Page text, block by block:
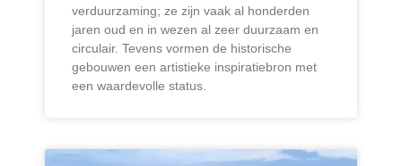
verduurzaming; ze zijn vaak al honderden
jaren oud en in wezen al zeer duurzaam en
circulair. Tevens vormen de historische
gebouwen een artistieke inspiratiebron met
een waardevolle status.